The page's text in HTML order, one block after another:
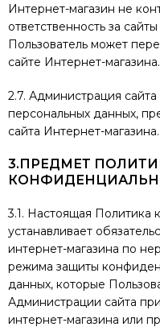
Интернет-магазин не
ответственность за
Пользователь может
сайте Интернет-магазина.
2.7. Администрация
персональных данных,
сайта Интернет-магазина.
3.ПРЕДМЕТ
3.1. Настоящая Политика
устанавливает
интернет-магазина по
режима защиты
данных, которые
Администрации сайта
интернет-магазина или